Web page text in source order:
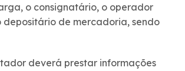
o consignatário, o operador
depositário de mercadoria, sendo
deverá prestar informações